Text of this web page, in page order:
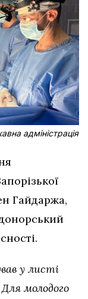
адміністрація
Гайдаржа,
у листі
молодого